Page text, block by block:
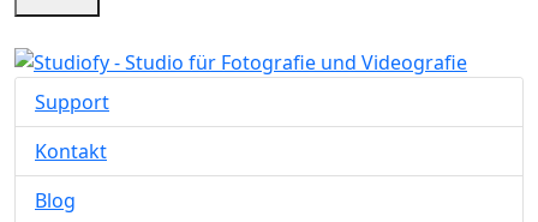
Support
Kontakt
Blog